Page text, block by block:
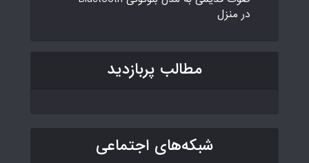
در منزل
مطالب پربازدید
شبکه‌های اجتماعی